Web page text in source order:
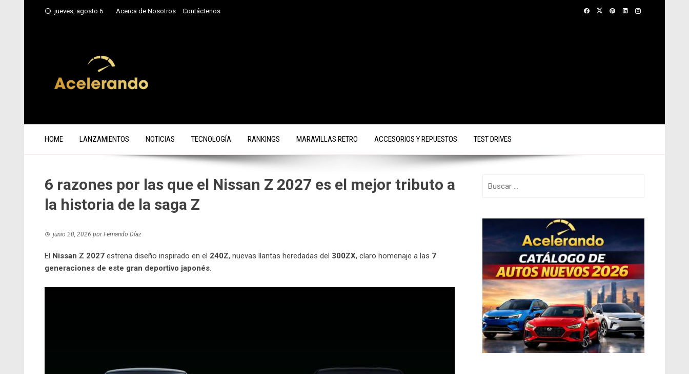
jueves, agosto 6 Acerca de Nosotros Contáctenos
HOME LANZAMIENTOS NOTICIAS TECNOLOGÍA RANKINGS MARAVILLAS RETRO ACCESORIOS Y REPUESTOS TEST DRIVES
6 razones por las que el Nissan Z 2027 es el mejor tributo a
la historia de la saga Z
junio 20, 2026 porFernando Díaz
El Nissan Z 2027 estrena diseño inspirado en el 240Z, nuevas llantas heredadas del 300ZX, claro homenaje a las 7
generaciones de este gran deportivo japonés.